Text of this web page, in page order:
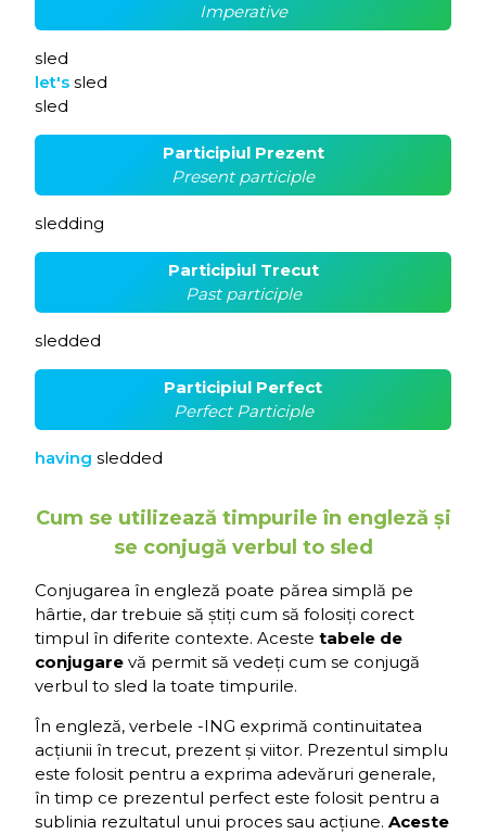
Imperative
sled
let's sled
sled
Participiul Prezent
Present participle
sledding
Participiul Trecut
Past participle
sledded
Participiul Perfect
Perfect Participle
having sledded
Cum se utilizează timpurile în engleză și
se conjugă verbul to sled
Conjugarea în engleză poate părea simplă pe
hârtie, dar trebuie să știți cum să folosiți corect
timpul în diferite contexte. Aceste tabele de
conjugare vă permit să vedeți cum se conjugă
verbul to sled la toate timpurile.
În engleză, verbele -ING exprimă continuitatea
acțiunii în trecut, prezent și viitor. Prezentul simplu
este folosit pentru a exprima adevăruri generale,
în timp ce prezentul perfect este folosit pentru a
sublinia rezultatul unui proces sau acțiune. Aceste